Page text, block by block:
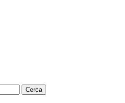
Cerca